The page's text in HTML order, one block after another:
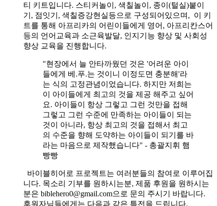
티 키트입니다. 스티커놀이, 색칠놀이, 종이(털실)붙이
기, 점잇기, 색칠증강현실등으로 구성되어있으며, 이 키
트를 통해 아프리카의 어린이들에게 영어, 아프리칸스어
등의 언어교육과 소근육발달, 인지기능 향상 및 사회성
향상 교육을 진행합니다.
"현장에서 늘 안타까웠던 것은 '어려운 아이
들에게 베.푸.는 것이니 이정도면 충분해'라
는 식의 고정관념이었습니다. 하지만 저희는
이 아이들에게 최고의 것을 제공 해주고 싶어
요. 아이들이 항상 그렇고 그런 것만을 접해
그렇고 그런 수준에 만족하는 아이들이 되는
것이 아니라, 항상 최고의 것을 접해서 최고
의 수준을 향해 도약하는 아이들이 되기를 바
라는 마음으로 제작했습니다" - 총괄지휘 햄
빵빵
바이블히어로 프로젝트는 여러분들의 참여로 이루어집
니다. 목소리 기부를 원하시는분, 제품 후원을 원하시는
분은 biblehero0@gmail.com으로 문의 주시기 바랍니다.
후원자님들에게는 다음과 같은 특전을 드립니다.